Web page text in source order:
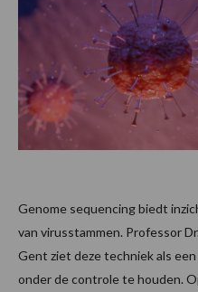
Genome sequencing biedt
van virusstammen. Professor
Gent ziet deze techniek als
onder de controle te houden.